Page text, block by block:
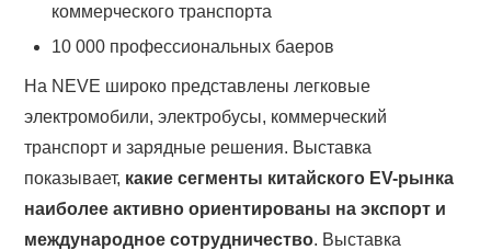
коммерческого транспорта
10 000 профессиональных баеров
На NEVE широко представлены легковые
электромобили, электробусы, коммерческий
транспорт и зарядные решения. Выставка
показывает, какие сегменты китайского EV-рынка
наиболее активно ориентированы на экспорт и
международное сотрудничество. Выставка